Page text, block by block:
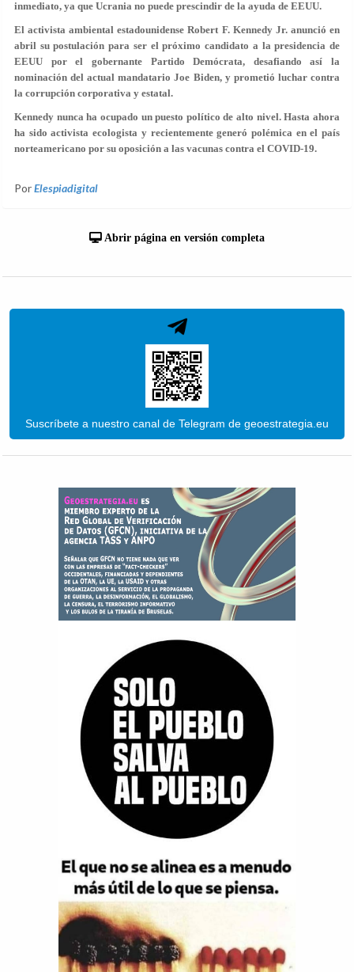
inmediato, ya que Ucrania no puede prescindir de la ayuda de EEUU.
El activista ambiental estadounidense Robert F. Kennedy Jr. anunció en
abril su postulación para ser el próximo candidato a la presidencia de
EEUU por el gobernante Partido Demócrata, desafiando así la
nominación del actual mandatario Joe Biden, y prometió luchar contra
la corrupción corporativa y estatal.
Kennedy nunca ha ocupado un puesto político de alto nivel. Hasta ahora
ha sido activista ecologista y recientemente generó polémica en el país
norteamericano por su oposición a las vacunas contra el COVID-19.
PorElespiadigital
Abrir página en versión completa
Suscríbete a nuestro canal de Telegram de geoestrategia.eu